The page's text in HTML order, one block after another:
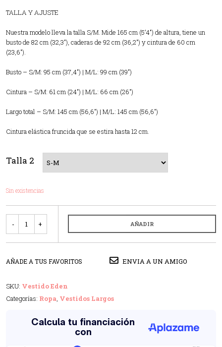
TALLA Y AJUSTE
Nuestra modelo lleva la talla S/M. Mide 165 cm (5’4″) de altura, tiene un
busto de 82 cm (32,3″), caderas de 92 cm (36,2″) y cintura de 60 cm
(23,6″).
Busto – S/M: 95 cm (37,4″) | M/L: 99 cm (39″)
Cintura – S/M: 61 cm (24″) | M/L: 66 cm (26″)
Largo total – S/M: 145 cm (56,6″) | M/L: 145 cm (56,6″)
Cintura elástica fruncida que se estira hasta 12 cm.
Talla 2
Sin existencias
AÑADIR
AÑADE A TUS FAVORITOS ENVIA A UN AMIGO
SKU: Vestido Eden
Categorías: Ropa, Vestidos Largos